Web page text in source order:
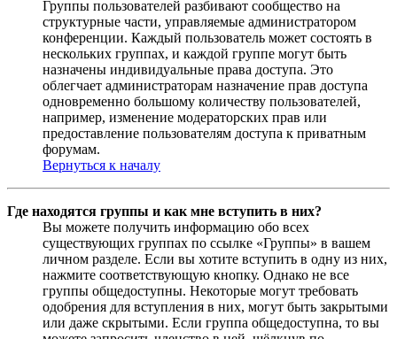
Группы пользователей разбивают сообщество на
структурные части, управляемые администратором
конференции. Каждый пользователь может состоять в
нескольких группах, и каждой группе могут быть
назначены индивидуальные права доступа. Это
облегчает администраторам назначение прав доступа
одновременно большому количеству пользователей,
например, изменение модераторских прав или
предоставление пользователям доступа к приватным
форумам.
Вернуться к началу
Где находятся группы и как мне вступить в них?
Вы можете получить информацию обо всех
существующих группах по ссылке «Группы» в вашем
личном разделе. Если вы хотите вступить в одну из них,
нажмите соответствующую кнопку. Однако не все
группы общедоступны. Некоторые могут требовать
одобрения для вступления в них, могут быть закрытыми
или даже скрытыми. Если группа общедоступна, то вы